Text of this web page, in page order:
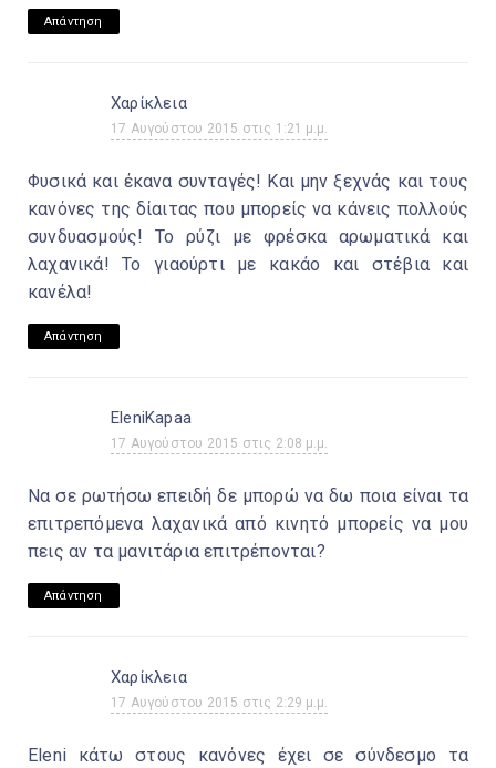
Απάντηση
Χαρίκλεια
17 Αυγούστου 2015 στις 1:21 μ.μ.
Φυσικά και έκανα συνταγές! Και μην ξεχνάς και τους
κανόνες της δίαιτας που μπορείς να κάνεις πολλούς
συνδυασμούς! Το ρύζι με φρέσκα αρωματικά και
λαχανικά! Το γιαούρτι με κακάο και στέβια και
κανέλα!
Απάντηση
EleniKapaa
17 Αυγούστου 2015 στις 2:08 μ.μ.
Να σε ρωτήσω επειδή δε μπορώ να δω ποια είναι τα
επιτρεπόμενα λαχανικά από κινητό μπορείς να μου
πεις αν τα μανιτάρια επιτρέπονται?
Απάντηση
Χαρίκλεια
17 Αυγούστου 2015 στις 2:29 μ.μ.
Eleni κάτω στους κανόνες έχει σε σύνδεσμο τα